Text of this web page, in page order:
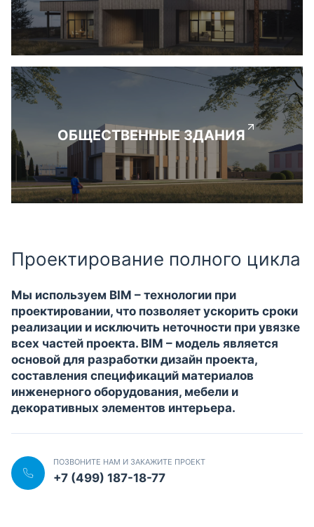
ОБЩЕСТВЕННЫЕ ЗДАНИЯ
Проектирование полного цикла
Мы используем BIM – технологии при
проектировании, что позволяет ускорить сроки
реализации и исключить неточности при увязке
всех частей проекта. BIM – модель является
основой для разработки дизайн проекта,
составления спецификаций материалов
инженерного оборудования, мебели и
декоративных элементов интерьера.
ПОЗВОНИТЕ НАМ И ЗАКАЖИТЕ ПРОЕКТ
+7 (499) 187-18-77